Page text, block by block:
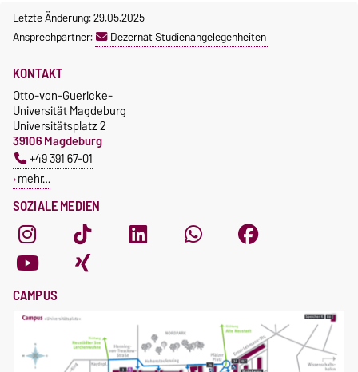
Letzte Änderung: 29.05.2025
Ansprechpartner:
Dezernat Studienangelegenheiten
SOZIALE MEDIEN
KONTAKT
Otto-von-Guericke-
Universität Magdeburg
Universitätsplatz 2
39106 Magdeburg
+49 391 67-01
mehr…
CAMPUS